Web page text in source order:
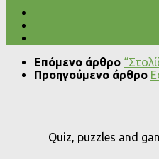
Επόμενο άρθρο
Προηγούμενο άρθρο
Quiz, puzzles and